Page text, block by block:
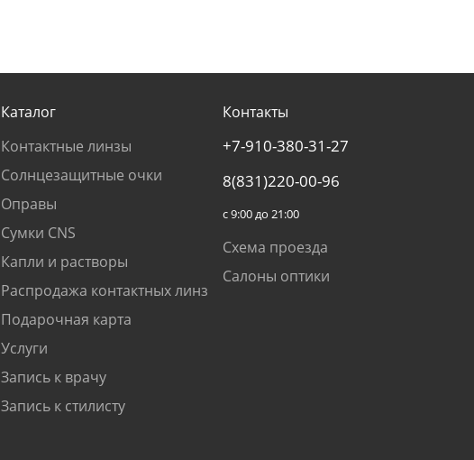
Каталог
Контактные линзы
Солнцезащитные очки
Оправы
Сумки CNS
Капли и растворы
Распродажа контактных линз
Подарочная карта
Услуги
Запись к врачу
Запись к стилисту
Контакты
+7-910-380-31-27
8(831)220-00-96
с 9:00 до 21:00
Схема проезда
Салоны оптики